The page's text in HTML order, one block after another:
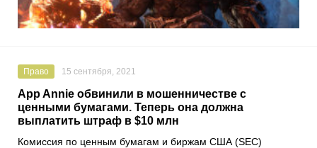
Право 15 сентября, 2021
App Annie обвинили в мошенничестве с
ценными бумагами. Теперь она должна
выплатить штраф в $10 млн
Комиссия по ценным бумагам и биржам США (SEC)